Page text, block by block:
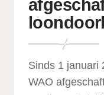
Sinds 1 januari
WAO